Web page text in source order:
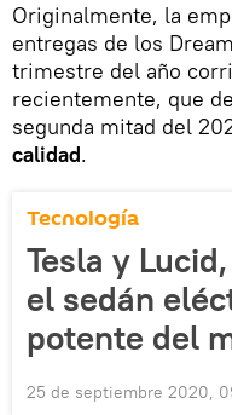
Originalmente, la
entregas de los
trimestre del año
recientemente, que
segunda mitad del
calidad.
Tecnología
Tesla y
el sedán
potente del
25 de septiembre 2020,